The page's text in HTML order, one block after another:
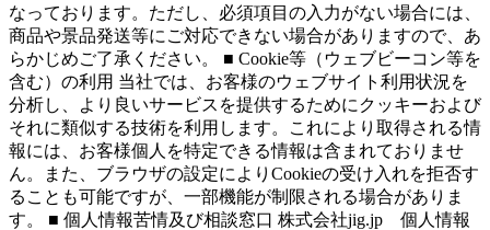
なっております。ただし、必須項目の入力がない場合には、
商品や景品発送等にご対応できない場合がありますので、あ
らかじめご了承ください。 ■ Cookie等（ウェブビーコン等を
含む）の利用 当社では、お客様のウェブサイト利用状況を
分析し、より良いサービスを提供するためにクッキーおよび
それに類似する技術を利用します。これにより取得される情
報には、お客様個人を特定できる情報は含まれておりませ
ん。また、ブラウザの設定によりCookieの受け入れを拒否す
ることも可能ですが、一部機能が制限される場合がありま
す。 ■ 個人情報苦情及び相談窓口 株式会社jig.jp 個人情報